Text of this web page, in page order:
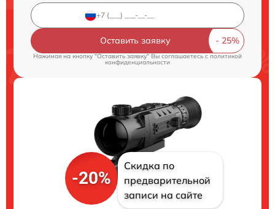
Оставить заявку
Нажимая на кнопку "Оставить заявку" Вы соглашаетесь cполитикой
конфиденциальности
-20%
Скидка по
предварительной
записи на сайте